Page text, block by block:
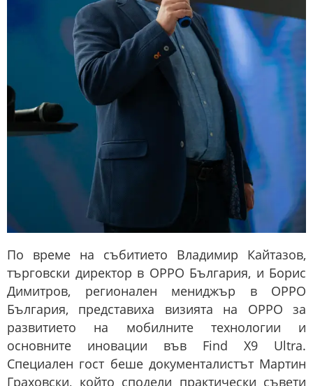
По време на събитието Владимир Кайтазов,
търговски директор в OPPO България, и Борис
Димитров, регионален мениджър в OPPO
България, представиха визията на OPPO за
развитието на мобилните технологии и
основните иновации във Find X9 Ultra.
Специален гост беше документалистът Мартин
Граховски, който сподели практически съвети